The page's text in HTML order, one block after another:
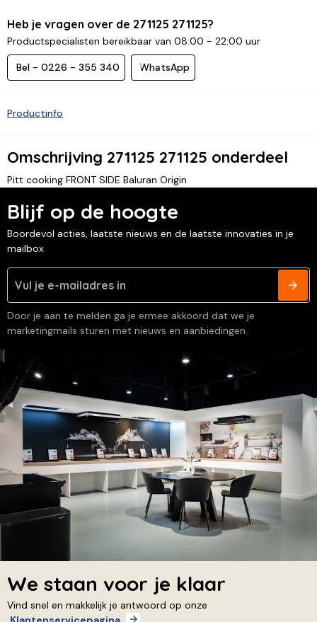
Heb je vragen over de 271125 271125?
Productspecialisten bereikbaar van 08:00 - 22:00 uur
Bel - 0226 - 355 340 WhatsApp
Productinfo
Omschrijving 271125 271125 onderdeel
Pitt cooking FRONT SIDE Baluran Origin
Blijf op de hoogte
Boordevol acties, laatste nieuws en de laatste innovaties in je
mailbox
Door je aan te melden ga je ermee akkoord dat we je
marketingmails sturen met nieuws en aanbiedingen.
We staan voor je klaar
Vind snel en makkelijk je antwoord op onze